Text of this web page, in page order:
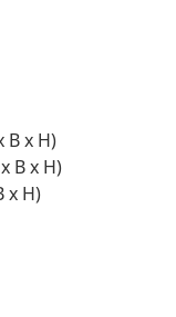
B x H)
B x H)
x H)